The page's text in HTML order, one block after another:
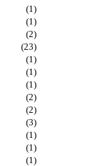
(1)
(1)
(2)
(23)
(1)
(1)
(1)
(2)
(2)
(3)
(1)
(1)
(1)